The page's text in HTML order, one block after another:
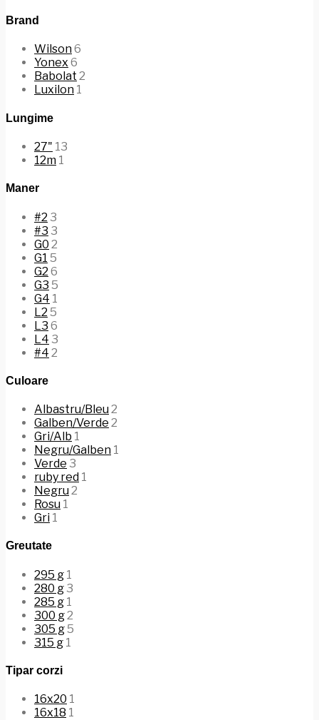
Brand
Wilson6
Yonex 6
Babolat 2
Luxilon 1
Lungime
27" 13
12m 1
Maner
#2 3
#3 3
G0 2
G1 5
G2 6
G3 5
G4 1
L2 5
L3 6
L4 3
#4 2
Culoare
Albastru/Bleu2
Galben/Verde 2
Gri/Alb 1
Negru/Galben 1
Verde 3
ruby red 1
Negru2
Rosu 1
Gri 1
Greutate
295 g 1
280 g3
285 g 1
300 g2
305 g5
315 g 1
Tipar corzi
16x20 1
16x18 1